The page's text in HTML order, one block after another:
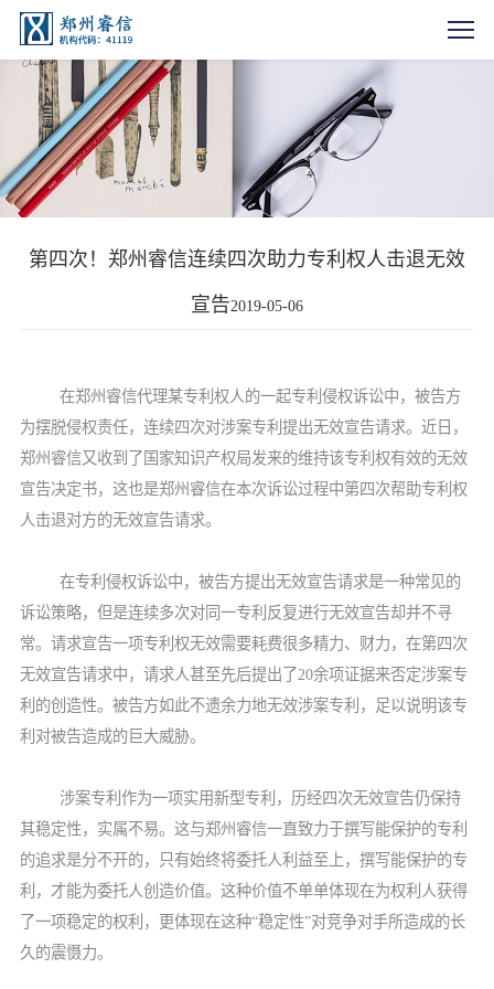
第四次！郑州睿信连续四次助力专利权人击退无效
宣告2019-05-06
在郑州睿信代理某专利权人的一起专利侵权诉讼中，被告方
为摆脱侵权责任，连续四次对涉案专利提出无效宣告请求。近日，
郑州睿信又收到了国家知识产权局发来的维持该专利权有效的无效
宣告决定书，这也是郑州睿信在本次诉讼过程中第四次帮助专利权
人击退对方的无效宣告请求。
在专利侵权诉讼中，被告方提出无效宣告请求是一种常见的
诉讼策略，但是连续多次对同一专利反复进行无效宣告却并不寻
常。请求宣告一项专利权无效需要耗费很多精力、财力，在第四次
无效宣告请求中，请求人甚至先后提出了20余项证据来否定涉案专
利的创造性。被告方如此不遗余力地无效涉案专利，足以说明该专
利对被告造成的巨大威胁。
涉案专利作为一项实用新型专利，历经四次无效宣告仍保持
其稳定性，实属不易。这与郑州睿信一直致力于撰写能保护的专利
的追求是分不开的，只有始终将委托人利益至上，撰写能保护的专
利，才能为委托人创造价值。这种价值不单单体现在为权利人获得
了一项稳定的权利，更体现在这种“稳定性”对竞争对手所造成的长
久的震慑力。